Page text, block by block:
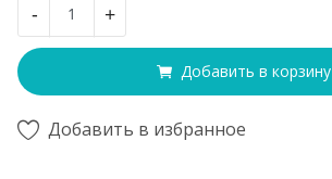
- +
Добавить в корзину
Добавить в избранное